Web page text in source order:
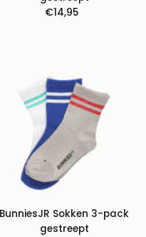
Normale
€14,95
BunniesJR Sokken 3-pack
gestreept